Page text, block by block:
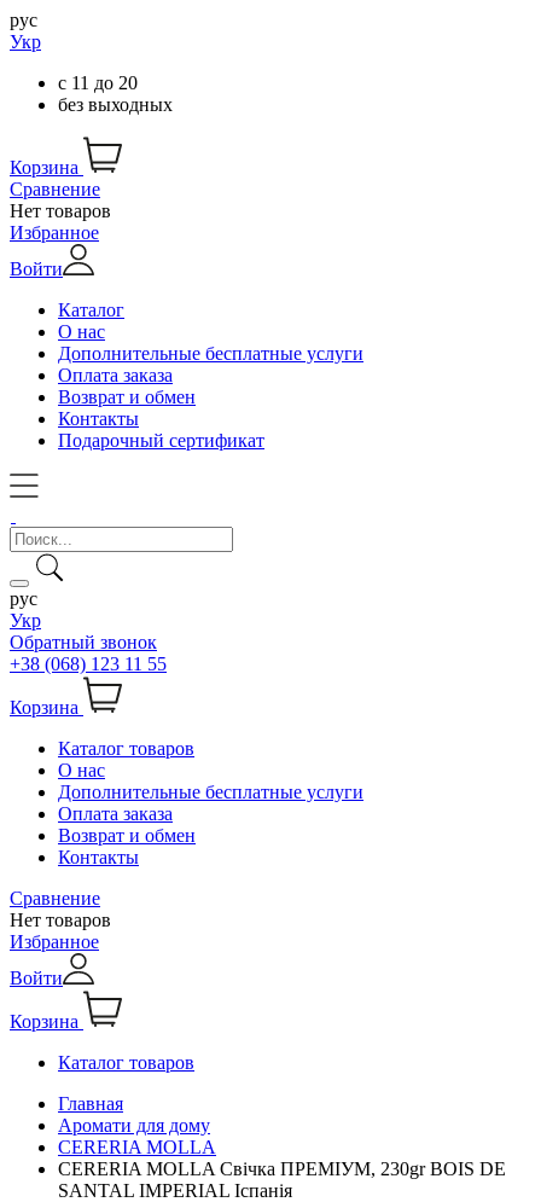
рус
Укр
с 11 до 20
без выходных
Корзина
Сравнение
Нет товаров
Избранное
Войти
Каталог
О нас
Дополнительные бесплатные услуги
Оплата заказа
Возврат и обмен
Контакты
Подарочный сертификат
рус
Укр
Обратный звонок
+38 (068) 123 11 55
Корзина
Каталог товаров
О нас
Дополнительные бесплатные услуги
Оплата заказа
Возврат и обмен
Контакты
Сравнение
Нет товаров
Избранное
Войти
Корзина
Каталог товаров
Главная
Аромати для дому
CERERIA MOLLA
CERERIA MOLLA Свічка ПРЕМІУМ, 230gr BOIS DE
SANTAL IMPERIAL Іспанія